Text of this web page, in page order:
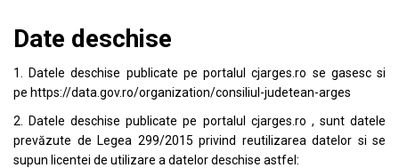
Date deschise
1. Datele deschise publicate pe portalulcjarges.ro se gasesc si
pe https://data.gov.ro/organization/consiliul-judetean-arges
2. Datele deschise publicate pe portalul cjarges.ro , sunt datele
prevăzute de Legea 299/2015 privind reutilizarea datelor si se
supun licentei de utilizare a datelor deschise astfel: